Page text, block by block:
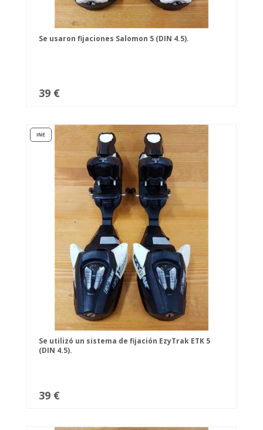
Se usaron fijaciones Salomon 5 (DIN 4.5).
39 €
INE
Se utilizó un sistema de fijación EzyTrak ETK 5
(DIN 4.5).
39 €